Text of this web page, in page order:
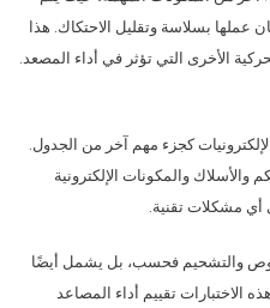
عملها بسلاسة وتقليل الاحتكاك. هذا
الأخرى التي تؤثر في أداء المصعد.
كجزء مهم آخر من الجدول.
والمكونات الإلكترونية
مشكلات تقنية.
والتشحيم فحسب، بل يشمل أيضًا
الاختبارات تقييم أداء المصاعد